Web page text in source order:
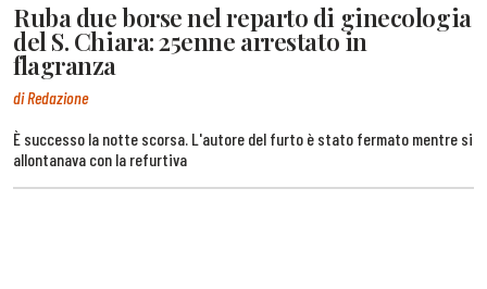
Ruba due borse nel reparto di ginecologia
del S. Chiara: 25enne arrestato in
flagranza
di Redazione
È successo la notte scorsa. L'autore del furto è stato fermato mentre si
allontanava con la refurtiva